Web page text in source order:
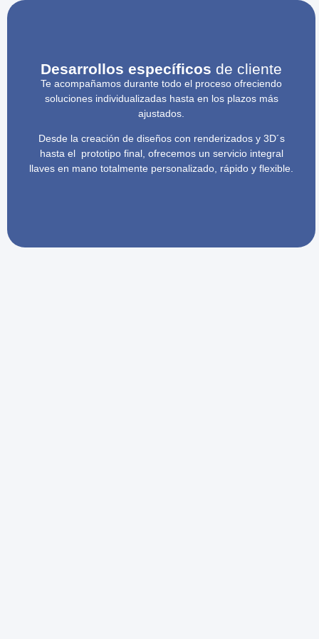
Desarrollos específicos de cliente
Te acompañamos durante todo el proceso ofreciendo
soluciones individualizadas hasta en los plazos más
ajustados.
Desde la creación de diseños con renderizados y 3D´s
hasta el prototipo final, ofrecemos un servicio integral
llaves en mano totalmente personalizado, rápido y flexible.